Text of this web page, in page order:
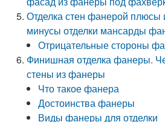
Отделка стен фанерой
минусы отделки мансарды
Отрицательные стороны
Финишная отделка фанеры.
стены из фанеры
Что такое фанера
Достоинства фанеры
Виды фанеры для отделки